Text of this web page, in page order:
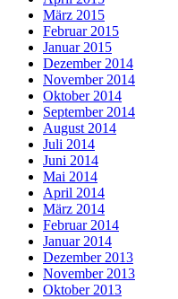
März 2015
Februar 2015
Januar 2015
Dezember 2014
November 2014
Oktober 2014
September 2014
August 2014
Juli 2014
Juni 2014
Mai 2014
April 2014
März 2014
Februar 2014
Januar 2014
Dezember 2013
November 2013
Oktober 2013